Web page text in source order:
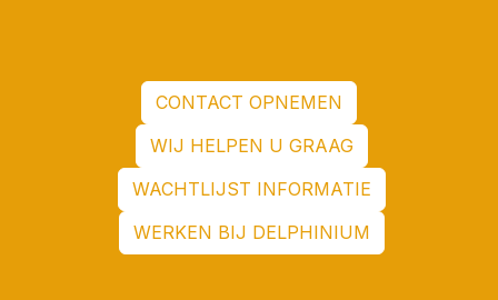
CONTACT OPNEMEN
WIJ HELPEN U GRAAG
WACHTLIJST INFORMATIE
WERKEN BIJ DELPHINIUM